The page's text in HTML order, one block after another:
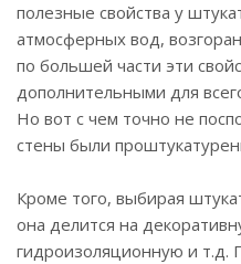
полезные свойства у
атмосферных вод,
по большей части эти
дополнительными для
Но вот с чем точно не
стены были
Кроме того, выбирая
она делится на
гидроизоляционную и т.д.